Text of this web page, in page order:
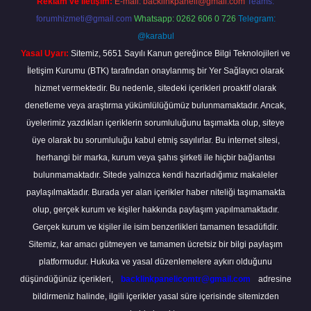
forumhizmeti@gmail.com Whatsapp: 0262 606 0 726 Telegram:
@karabul
Yasal Uyarı: Sitemiz, 5651 Sayılı Kanun gereğince Bilgi Teknolojileri ve
İletişim Kurumu (BTK) tarafından onaylanmış bir Yer Sağlayıcı olarak
hizmet vermektedir. Bu nedenle, sitedeki içerikleri proaktif olarak
denetleme veya araştırma yükümlülüğümüz bulunmamaktadır. Ancak,
üyelerimiz yazdıkları içeriklerin sorumluluğunu taşımakta olup, siteye
üye olarak bu sorumluluğu kabul etmiş sayılırlar. Bu internet sitesi,
herhangi bir marka, kurum veya şahıs şirketi ile hiçbir bağlantısı
bulunmamaktadır. Sitede yalnızca kendi hazırladığımız makaleler
paylaşılmaktadır. Burada yer alan içerikler haber niteliği taşımamakta
olup, gerçek kurum ve kişiler hakkında paylaşım yapılmamaktadır.
Gerçek kurum ve kişiler ile isim benzerlikleri tamamen tesadüfidir.
Sitemiz, kar amacı gütmeyen ve tamamen ücretsiz bir bilgi paylaşım
platformudur. Hukuka ve yasal düzenlemelere aykırı olduğunu
düşündüğünüz içerikleri,
backlinkpanelicomtr@gmail.com
adresine
bildirmeniz halinde, ilgili içerikler yasal süre içerisinde sitemizden